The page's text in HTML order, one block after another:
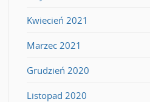
Kwiecień 2021
Marzec 2021
Grudzień 2020
Listopad 2020